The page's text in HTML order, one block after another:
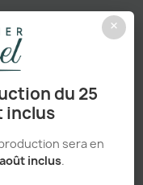
×
du 25
inclus
sera en
inclus.
particuliers